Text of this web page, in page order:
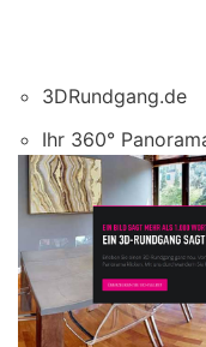
3DRundgang.de
Ihr 360°